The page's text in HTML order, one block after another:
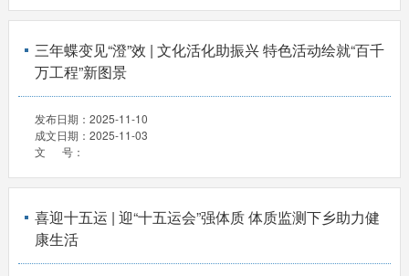
三年蝶变见“澄”效 | 文化活化助振兴 特色活动绘就“百千
万工程”新图景
发布日期： 2025-11-10
成文日期： 2025-11-03
文 号：
喜迎十五运 | 迎“十五运会”强体质 体质监测下乡助力健
康生活